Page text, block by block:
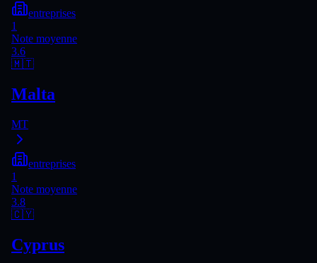
entreprises
1
Note moyenne
3.6
🇲🇹
Malta
MT
entreprises
1
Note moyenne
3.8
🇨🇾
Cyprus